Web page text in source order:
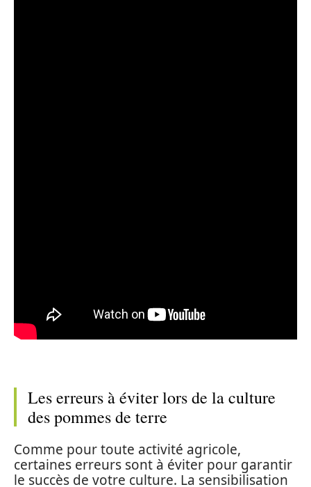
Les erreurs à éviter lors de la culture
des pommes de terre
Comme pour toute activité agricole,
certaines erreurs sont à éviter pour garantir
le succès de votre culture. La sensibilisation